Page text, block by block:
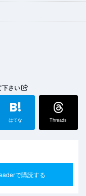
下さい
B!
はてな Threads
で購読する